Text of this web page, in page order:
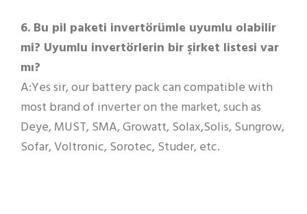
6. Bu pil paketi invertörümle uyumlu olabilir
mi? Uyumlu invertörlerin bir şirket listesi var
mı?
A:Yes sir, our battery pack can compatible with
most brand of inverter on the market, such as
Deye, MUST, SMA, Growatt, Solax,Solis, Sungrow,
Sofar, Voltronic, Sorotec, Studer, etc.